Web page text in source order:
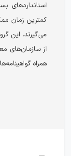
استانداردهای
کمترین زمان
می‌گیرند. این
همراه